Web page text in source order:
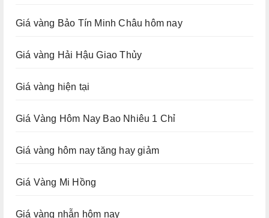
Giá vàng Bảo Tín Minh Châu hôm nay
Giá vàng Hải Hậu Giao Thủy
Giá vàng hiện tại
Giá Vàng Hôm Nay Bao Nhiêu 1 Chỉ
Giá vàng hôm nay tăng hay giảm
Giá Vàng Mi Hồng
Giá vàng nhẫn hôm nay